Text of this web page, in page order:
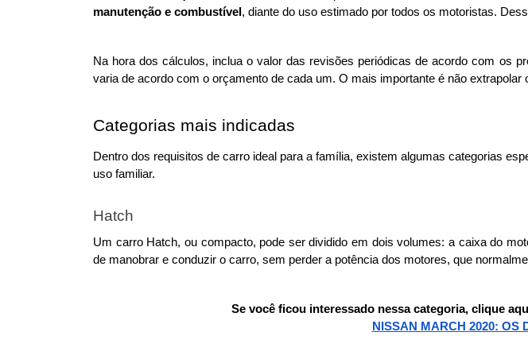
manutenção e combustível , diante do uso estimado por todos os motoristas.
Na hora dos cálculos, inclua o valor das revisões periódicas de acordo com os
varia de acordo com o orçamento de cada um. O mais importante é não extrapolar
Categorias mais indicadas
Dentro dos requisitos de carro ideal para a família, existem algumas categorias
uso familiar.
Hatch
Um carro Hatch, ou compacto, pode ser dividido em dois volumes: a caixa do
de manobrar e conduzir o carro, sem perder a potência dos motores, que
Se você ficou interessado nessa categoria, clique
NISSAN MARCH 2020: OS